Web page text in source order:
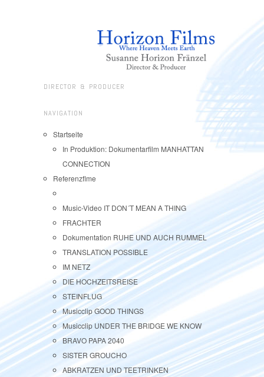
DIRECTOR & PRODUCER
NAVIGATION
Startseite
In Produktion: Dokumentarfilm MANHATTAN
CONNECTION
Referenzflme
Music-Video IT DON´T MEAN A THING
FRACHTER
Dokumentation RUHE UND AUCH RUMMEL
TRANSLATION POSSIBLE
IM NETZ
DIE HOCHZEITSREISE
STEINFLUG
Musicclip GOOD THINGS
Musicclip UNDER THE BRIDGE WE KNOW
BRAVO PAPA 2040
SISTER GROUCHO
ABKRATZEN UND TEETRINKEN